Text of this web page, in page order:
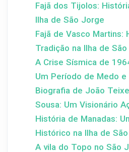
Fajã dos Tijolos:
Ilha de São Jorge
Fajã de Vasco Martins:
Tradição na Ilha de
A Crise Sísmica de
Um Período de Medo e
Biografia de João
Sousa: Um Visionário
História de Manadas:
Histórico na Ilha de
A vila do Topo no São